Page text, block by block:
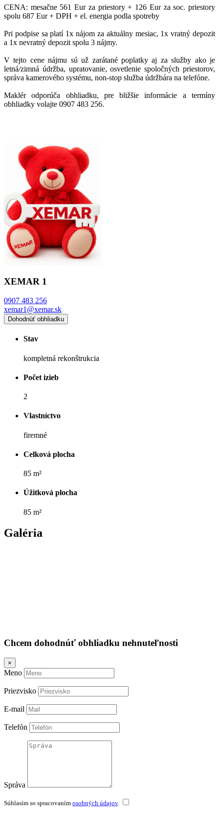
CENA: mesačne 561 Eur za priestory + 126 Eur za soc. priestory
spolu 687 Eur + DPH + el. energia podla spotreby
Pri podpise sa platí 1x nájom za aktuálny mesiac, 1x vratný depozit
a 1x nevratný depozit spolu 3 nájmy.
V tejto cene nájmu sú už zarátané poplatky aj za služby ako je
letná/zimná údržba, upratovanie, osvetlenie spoločných priestorov,
správa kamerového systému, non-stop služba údržbára na telefóne.
Maklér odporúča obhliadku, pre bližšie informácie a termíny
obhliadky volajte 0907 483 256.
XEMAR 1
0907 483 256
xemar1@xemar.sk
Dohodnúť obhliadku
Stav
kompletná rekonštrukcia
Počet izieb
2
Vlastníctvo
firemné
Celková plocha
85 m²
Úžitková plocha
85 m²
Galéria
Chcem dohodnúť obhliadku nehnuteľnosti
×
Meno
Priezvisko
E-mail
Telefón
Správa
Súhlasím so spracovaním osobných údajov.